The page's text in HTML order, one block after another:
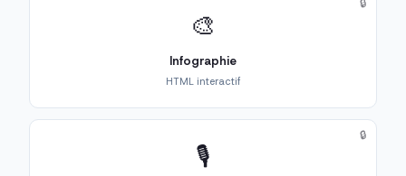
🎨
Infographie
HTML interactif
🔒
🎙️
🔒